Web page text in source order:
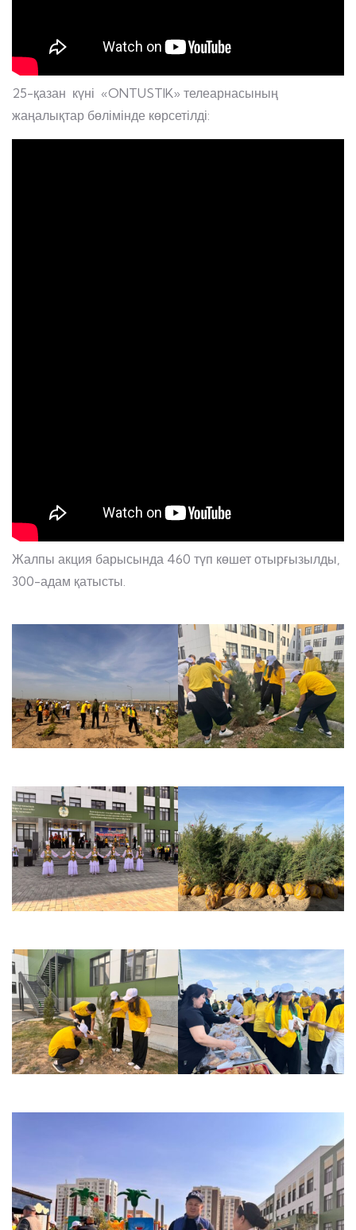
25-қазан күні «ONTUSTIK» телеарнасының
жаңалықтар бөлімінде көрсетілді:
Жалпы акция барысында 460 түп көшет отырғызылды,
300-адам қатысты.